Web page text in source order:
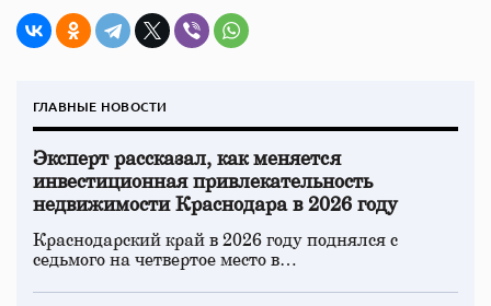
ГЛАВНЫЕ НОВОСТИ
Эксперт рассказал, как меняется
инвестиционная привлекательность
недвижимости Краснодара в 2026 году
Краснодарский край в 2026 году поднялся с
седьмого на четвертое место в…